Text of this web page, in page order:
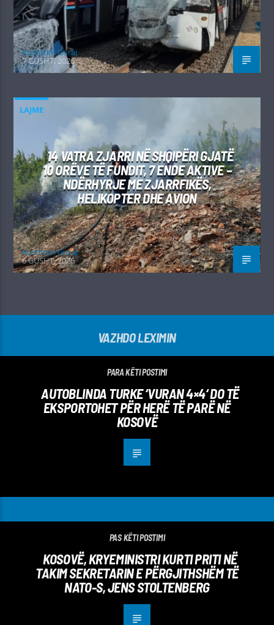
Kushtrim Guraj
7 GUSHT, 2026
LAJME
14 VATRA ZJARRI NË SHQIPËRI GJATË
10 ORËVE TË FUNDIT, 7 ENDE AKTIVE –
NDËRHYRJE ME ZJARRFIKËS,
HELIKOPTER DHE AVION
Kushtrim Guraj
6 GUSHT, 2026
VAZHDO LEXIMIN
PARA KËTI POSTIMI
AUTOBLINDA TURKE ‘VURAN 4×4‘ DO TË
EKSPORTOHET PËR HERË TË PARË NË
KOSOVË
PAS KËTI POSTIMI
KOSOVË, KRYEMINISTRI KURTI PRITI NË
TAKIM SEKRETARIN E PËRGJITHSHËM TË
NATO-S, JENS STOLTENBERG